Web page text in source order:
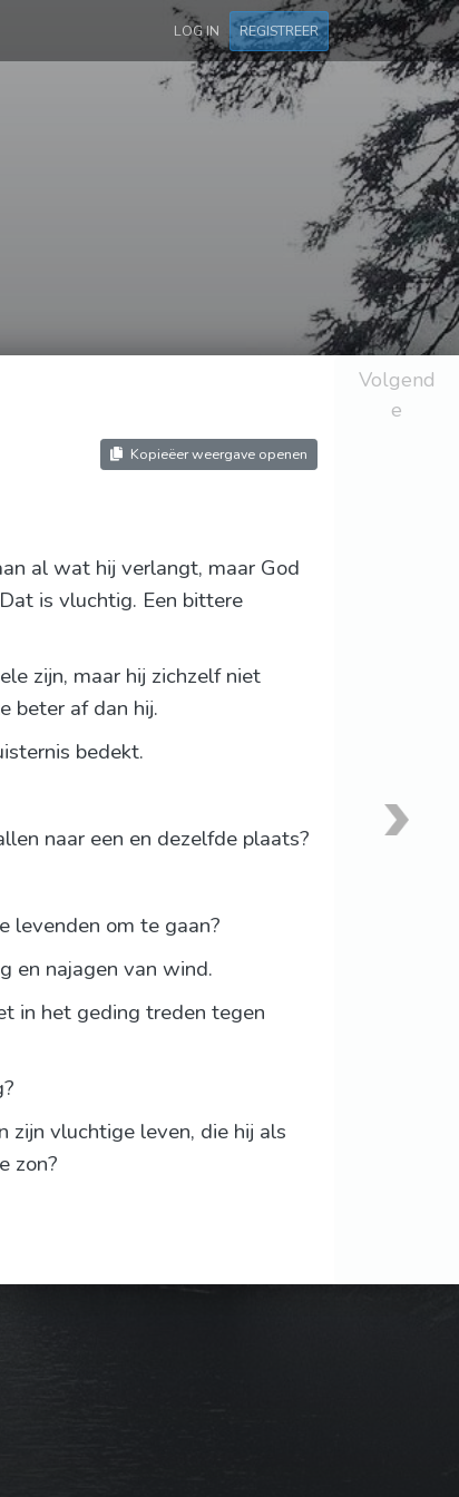
LOG IN REGISTREER
Kopieëer weergave openen
al wat hij verlangt, maar God
is vluchtig. Een bittere
zijn, maar hij zichzelf niet
beter af dan hij.
bedekt.
naar een en dezelfde plaats?
levenden om te gaan?
en najagen van wind.
in het geding treden tegen
vluchtige leven, die hij als
zon?
Volgend
e